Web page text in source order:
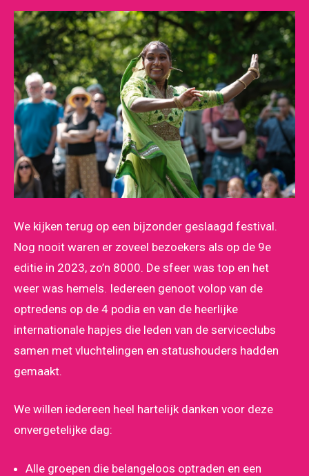
We kijken terug op een bijzonder geslaagd festival.
Nog nooit waren er zoveel bezoekers als op de 9e
editie in 2023, zo’n 8000. De sfeer was top en het
weer was hemels. Iedereen genoot volop van de
optredens op de 4 podia en van de heerlijke
internationale hapjes die leden van de serviceclubs
samen met vluchtelingen en statushouders hadden
gemaakt.
We willen iedereen heel hartelijk danken voor deze
onvergetelijke dag:
Alle groepen die belangeloos optraden en een